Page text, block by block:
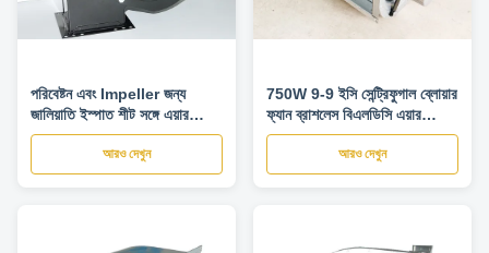
পরিবেষ্টন এবং Impeller জন্য
জালিয়াতি ইস্পাত শীট সঙ্গে এয়ার
কন্ডিশনার কেন্দ্রীয় ব্লোয়ার ফ্যান
আরও দেখুন
750W 9-9 ইসি সেন্ট্রিফুগাল ব্লোয়ার
ফ্যান ব্রাশলেস বিএলডিসি এয়ার
কন্ডিশন ফ্যান এসি ইনপুট সহ
আরও দেখুন